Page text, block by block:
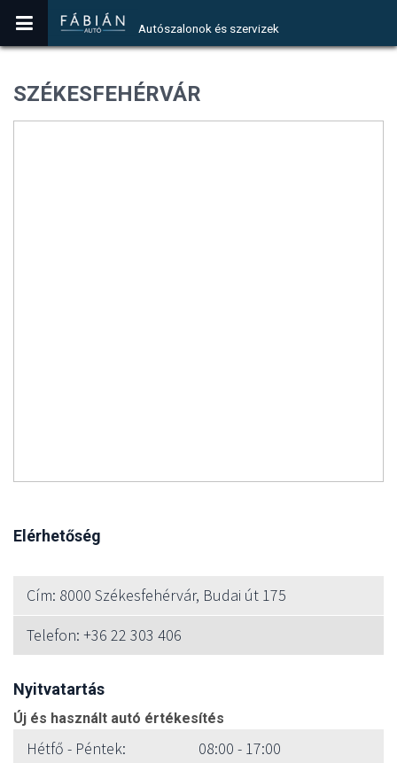
Autószalonok és szervizek
SZÉKESFEHÉRVÁR
Elérhetőség
Cím: 8000 Székesfehérvár, Budai út 175
Telefon: +36 22 303 406
Nyitvatartás
Új és használt autó értékesítés
Hétfő - Péntek:
08:00 - 17:00